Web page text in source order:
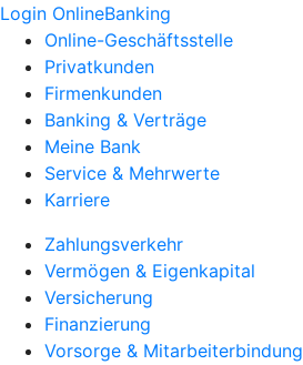
Login OnlineBanking
Online-Geschäftsstelle
Privatkunden
Firmenkunden
Banking & Verträge
Meine Bank
Service & Mehrwerte
Karriere
Zahlungsverkehr
Vermögen & Eigenkapital
Versicherung
Finanzierung
Vorsorge & Mitarbeiterbindung